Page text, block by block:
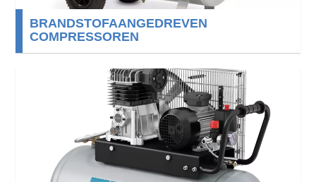
BRANDSTOFAANGEDREVEN
COMPRESSOREN